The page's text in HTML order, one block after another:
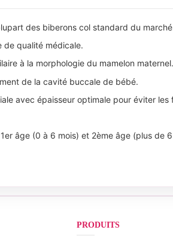
des biberons col standard du
de qualité médicale.
à la morphologie du mamelon maternel.
de la cavité buccale de bébé.
avec épaisseur optimale pour éviter les
âge (0 à 6 mois) et 2ème âge (plus de
PRODUITS